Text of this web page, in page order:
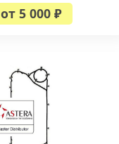
от 5 000 ₽